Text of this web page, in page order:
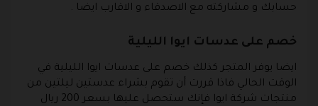
حسابك و مشاركته مع الاصدقاء و الاقارب ايضا .
خصم على عدسات ايوا الليلية
ايضا يوفر المتجر كذلك خصم على عدسات ايوا الليلية في
الوقت الحالي فاذا قررت أن تقوم بشراء عدستين ليلتين من
منتجات شركة ايوا فإنك ستحصل عليها بسعر 200 ريال